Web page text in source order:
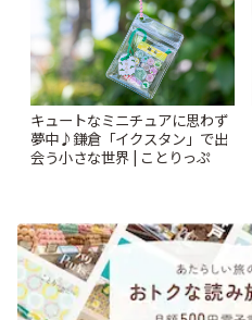
キュートなミニチュアに思わず
夢中♪鎌倉「イクスタン」で出
会う小さな世界 | ことりっぷ